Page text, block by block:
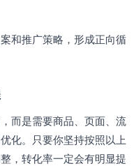
和推广策略，形成正向循
而是需要商品、页面、流
化。只要你坚持按照以上
，转化率一定会有明显提